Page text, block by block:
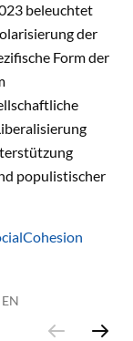
beleuchtet
der
Form der
populistischer